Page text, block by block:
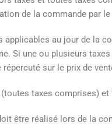
de la commande par
applicables au jour de la
Si une ou plusieurs
sur le prix de
taxes comprises)
être réalisé lors de la